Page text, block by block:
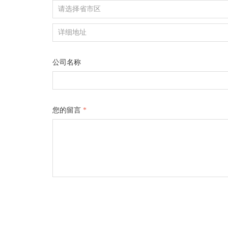
公司名称
您的留言 *